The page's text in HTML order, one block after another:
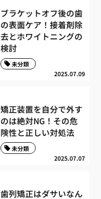
ブラケットオフ後の歯
の表面ケア！接着剤除
去とホワイトニングの
検討
2025.07.09
未分類
矯正装置を自分で外す
のは絶対NG！その危
険性と正しい対処法
2025.07.07
未分類
歯列矯正はダサいなん